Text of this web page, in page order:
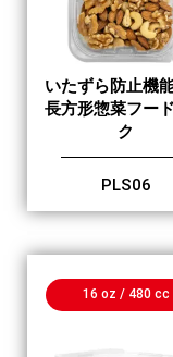
いたずら防止機
長方形惣菜フー
ク
PLS06
16 oz / 480 cc